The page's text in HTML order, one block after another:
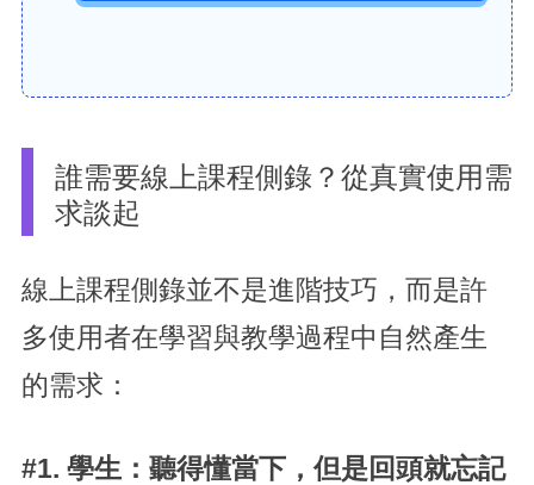
誰需要線上課程側錄？從真實使用需
求談起
線上課程側錄並不是進階技巧，而是許
多使用者在學習與教學過程中自然產生
的需求：
#1. 學生：聽得懂當下，但是回頭就忘記